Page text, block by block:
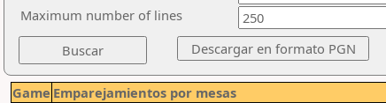
Maximum number of lines
Game Emparejamientos por mesas